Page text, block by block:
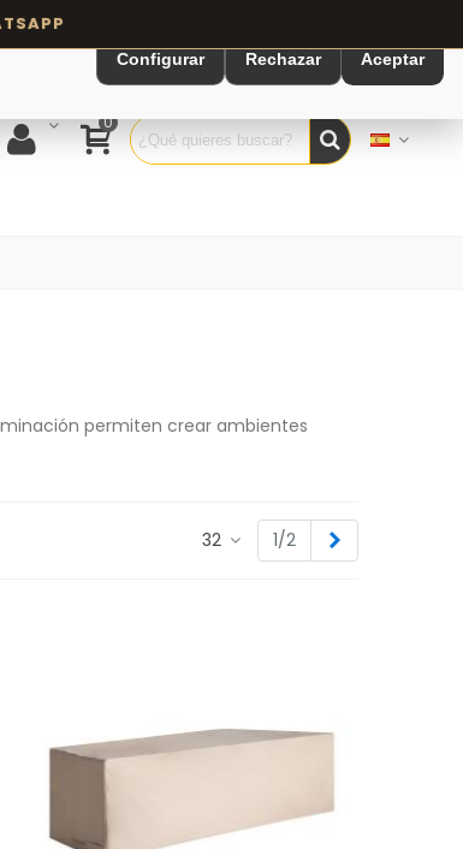
0
permiten crear ambientes
32 1/2
Configurar Rechazar Aceptar